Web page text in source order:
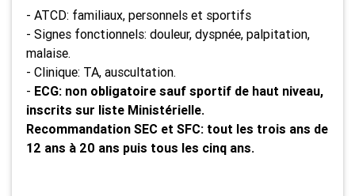
- ATCD: familiaux, personnels et sportifs
- Signes fonctionnels: douleur, dyspnée, palpitation,
malaise.
- Clinique: TA, auscultation.
- ECG: non obligatoire sauf sportif de haut niveau,
inscrits sur liste Ministérielle.
Recommandation SEC et SFC: tout les trois ans de
12 ans à 20 ans puis tous les cinq ans.